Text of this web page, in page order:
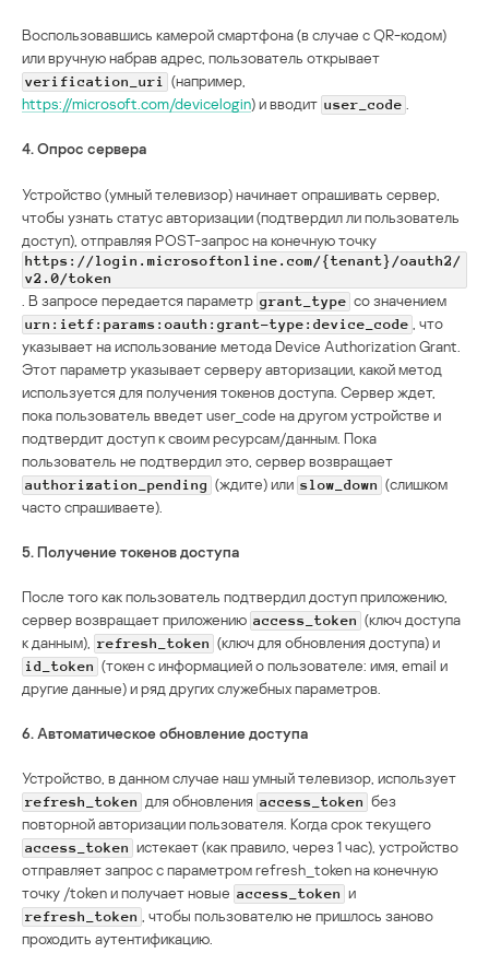
Воспользовавшись камерой смартфона (в случае с QR-кодом)
или вручную набрав адрес, пользователь открывает
verification_uri
(например,
https://microsoft.com/devicelogin) и вводит user_code
4. Опрос сервера
Устройство (умный телевизор) начинает опрашивать сервер,
чтобы узнать статус авторизации (подтвердил ли пользователь
доступ), отправляя POST-запрос на конечную точку
https://login.microsoftonline.com/{tenant}/oauth2/
v2.0/token
. В запросе передается параметр grant_type со значением
urn:ietf:params:oauth:grant-type:device_code
, что
указывает на использование метода Device Authorization Grant.
Этот параметр указывает серверу авторизации, какой метод
используется для получения токенов доступа. Сервер ждет,
пока пользователь введет user_code на другом устройстве и
подтвердит доступ к своим ресурсам/данным. Пока
пользователь не подтвердил это, сервер возвращает
authorization_pending (ждите) или slow_down (слишком
часто спрашиваете).
5. Получение токенов доступа
После того как пользователь подтвердил доступ приложению,
сервер возвращает приложению access_token (ключ доступа
к данным),
refresh_token (ключ для обновления доступа) и
id_token (токен с информацией о пользователе: имя, email и
другие данные) и ряд других служебных параметров.
6. Автоматическое обновление доступа
Устройство, в данном случае наш умный телевизор, использует
refresh_token для обновления access_token без
повторной авторизации пользователя. Когда срок текущего
access_token истекает (как правило, через 1 час), устройство
отправляет запрос с параметром refresh_token на конечную
точку /token и получает новые access_token и
refresh_token
, чтобы пользователю не пришлось заново
проходить аутентификацию.